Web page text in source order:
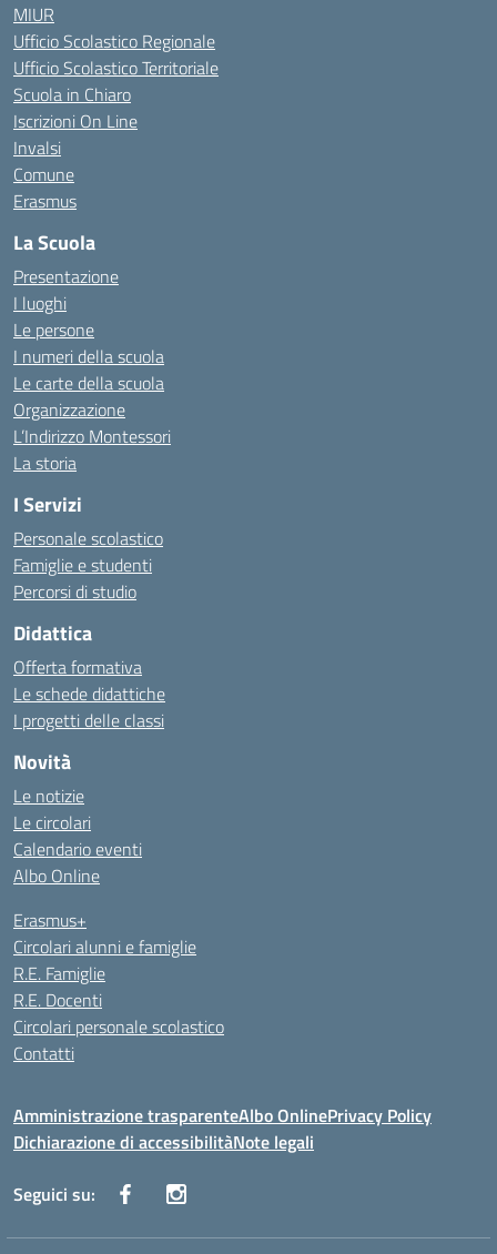
MIUR
Ufficio Scolastico Regionale
Ufficio Scolastico Territoriale
Scuola in Chiaro
Iscrizioni On Line
Invalsi
Comune
Erasmus
La Scuola
Presentazione
I luoghi
Le persone
I numeri della scuola
Le carte della scuola
Organizzazione
L’Indirizzo Montessori
La storia
I Servizi
Personale scolastico
Famiglie e studenti
Percorsi di studio
Didattica
Offerta formativa
Le schede didattiche
I progetti delle classi
Novità
Le notizie
Le circolari
Calendario eventi
Albo Online
Erasmus+
Circolari alunni e famiglie
R.E. Famiglie
R.E. Docenti
Circolari personale scolastico
Contatti
Amministrazione trasparenteAlbo OnlinePrivacy Policy
Dichiarazione di accessibilitàNote legali
Seguici su: